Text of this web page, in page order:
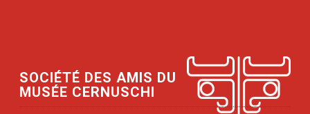
SOCIÉTÉ DES AMIS DU
MUSÉE CERNUSCHI